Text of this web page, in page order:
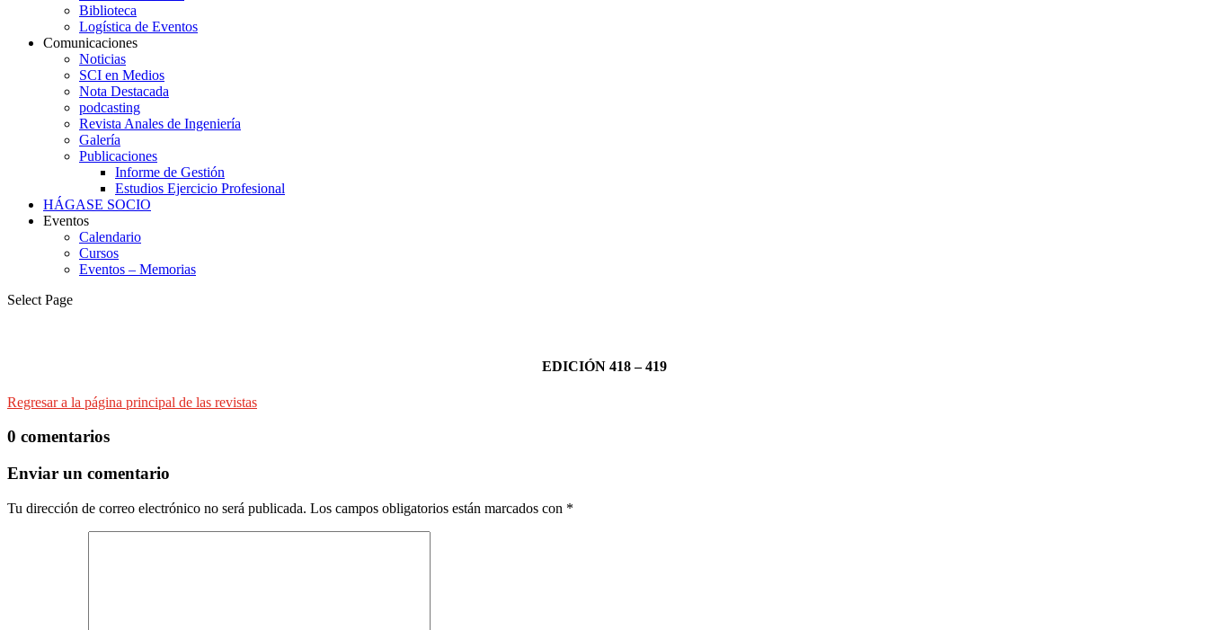
Biblioteca
Logística de Eventos
Comunicaciones
Noticias
SCI en Medios
Nota Destacada
podcasting
Revista Anales de Ingeniería
Galería
Publicaciones
Informe de Gestión
Estudios Ejercicio Profesional
HÁGASE SOCIO
Eventos
Calendario
Cursos
Eventos – Memorias
Select Page
EDICIÓN 418 – 419
Regresar a la página principal de las revistas
0 comentarios
Enviar un comentario
Tu dirección de correo electrónico no será publicada. Los campos obligatorios están marcados con *